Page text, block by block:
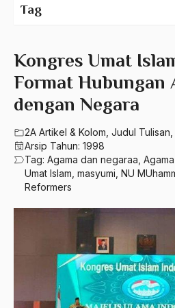
Kongres Umat
Format Hubungan
dengan Negara
2A Artikel & Kolom Judul Tulisan
Arsip Tahun: 1998
Tag: Agama dan negaraa
Umat Islam masyumi NU
Reformers
630 – Agama Dan Filsafat
660 – Ilmu Seni, Desain dan Media
710 – Ilmu Pendidikan
900 – Rumpun Ilmu Lainnya
2023
2022
2021
2020
2019
2018
2017
Tag
A. Mukti Ali
A. Mustofa Bisri
A. Yani
A.A. Baramudi
A.A. Navis
A.H Nasution
Aal Usul Teroris
Abad Modern